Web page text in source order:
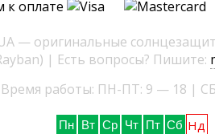
оплате
— оригинальные
| Есть вопросы? Пишите:
Время работы: ПН-ПТ: 9 — 18 |
Пн Вт Ср Чт Пт Сб Нд